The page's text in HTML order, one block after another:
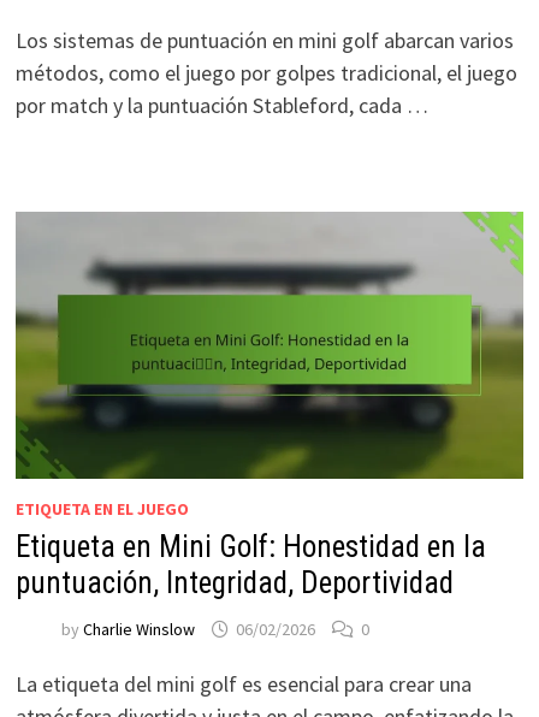
Los sistemas de puntuación en mini golf abarcan varios
métodos, como el juego por golpes tradicional, el juego
por match y la puntuación Stableford, cada …
ETIQUETA EN EL JUEGO
Etiqueta en Mini Golf: Honestidad en la
puntuación, Integridad, Deportividad
by Charlie Winslow 06/02/2026 0
La etiqueta del mini golf es esencial para crear una